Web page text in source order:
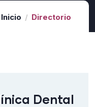
Inicio Directorio
Dental